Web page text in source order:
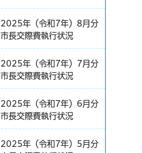
2025年（令和7年）8月分
市長交際費執行状況
2025年（令和7年）7月分
市長交際費執行状況
2025年（令和7年）6月分
市長交際費執行状況
2025年（令和7年）5月分